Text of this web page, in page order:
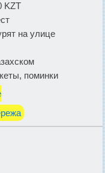
KZT
на улице
поминки